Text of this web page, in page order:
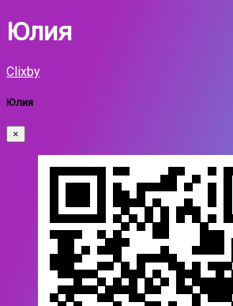
Юлия
Clixby
Юлия
×